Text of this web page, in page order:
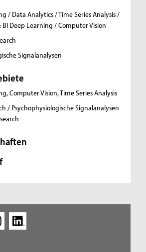
/ Data Analytics / Time Series Analysis /
BI Deep Learning / Computer Vision
Signalanalysen
Computer Vision, Time Series Analysis
/ Psychophysiologische Signalanalysen